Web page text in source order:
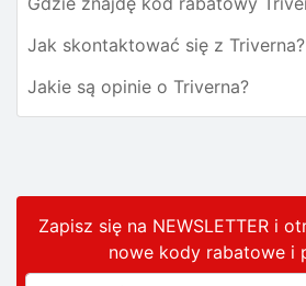
Jak skontaktować się z Triverna?
Jakie są opinie o Triverna?
Zapisz się na NEWSLETTER i
nowe kody rabatowei